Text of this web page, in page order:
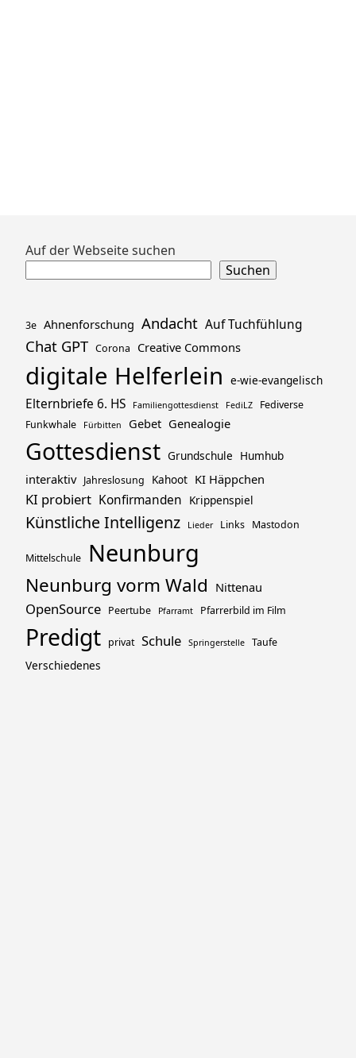
Zum
Auf der Webseite suchen
Suchen
3e Ahnenforschung Andacht Auf Tuchfühlung
Chat GPT Corona Creative Commons
digitale Helferlein e-wie-evangelisch
Elternbriefe 6. HS Familiengottesdienst FediLZ
Fediverse
Funkwhale
Fürbitten Gebet Genealogie
Gottesdienst Grundschule Humhub
interaktiv Jahreslosung Kahoot KI Häppchen
KI probiert Konfirmanden Krippenspiel
Künstliche Intelligenz Lieder Links Mastodon
Mittelschule Neunburg
Neunburg vorm Wald Nittenau
OpenSource Peertube Pfarramt Pfarrerbild im Film
Predigt privat Schule Springerstelle Taufe
Verschiedenes